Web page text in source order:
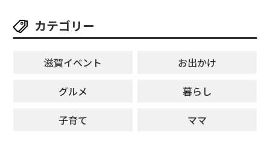
カテゴリー
滋賀イベント
お出かけ
グルメ
暮らし
子育て
ママ